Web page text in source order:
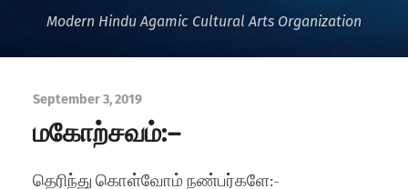
Modern Hindu Agamic Cultural Arts Organization
September 3, 2019
மகோற்சவம்:–
தெரிந்து கொள்வோம் நண்பர்களே:-